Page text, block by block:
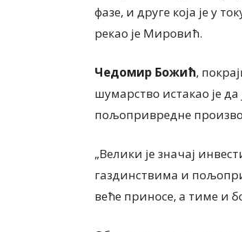
фазе, и друге која је у
рекао је Мировић.
Чедомир Божић,
шумарство истакао је
пољопривредне
„Велики је значај
газдинствима и
веће приносе, а тиме и